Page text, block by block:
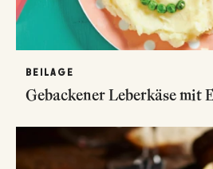
BEILAGE
Gebackener Leberkäse mit